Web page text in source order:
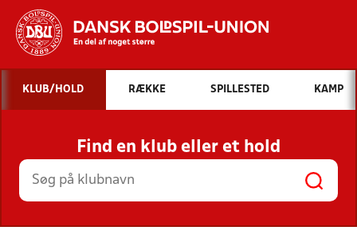
Hvad vil du søge efter?
INDHOLD OG NYHEDER
STILLINGER, RESULTATER, KLUBBER OG
HOLD
KLUB/HOLD RÆKKE SPILLESTED KAMP
Find en klub eller et hold